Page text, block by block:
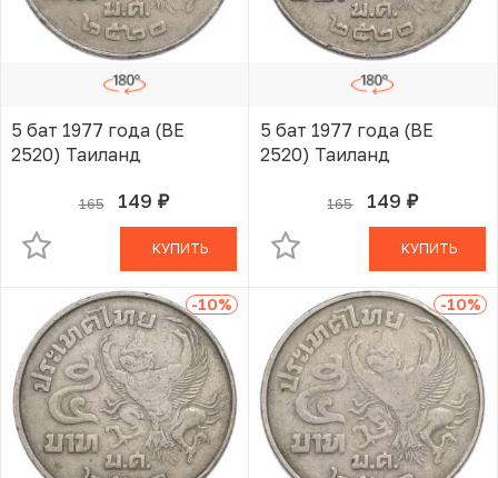
5 бат 1977 года (BE
2520) Таиланд
165 149 руб.
В КОРЗИНЕ
КУПИТЬ
5 бат 1977 года (BE
2520) Таиланд
165 149 руб.
В КОРЗИНЕ
КУПИТЬ
-10% -10%